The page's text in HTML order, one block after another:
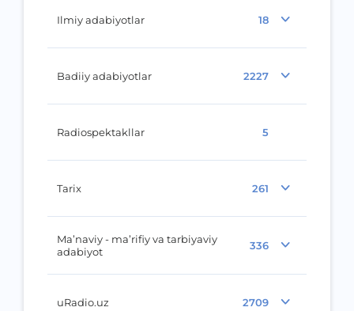
Ilmiy adabiyotlar 18
Badiiy adabiyotlar 2227
Radiospektakllar 5
Tarix 261
Ma’naviy - ma’rifiy va tarbiyaviy
adabiyot
336
uRadio.uz 2709